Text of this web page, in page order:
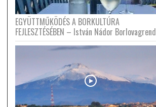
EGYÜTTMŰKÖDÉS A BORKULTÚRA
FEJLESZTÉSÉBEN – István Nádor Borlovagrend